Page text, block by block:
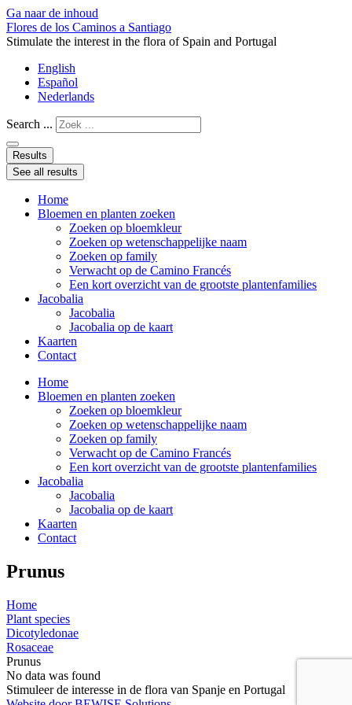
Ga naar de inhoud
Flores de los Caminos a Santiago
Stimulate the interest in the flora of Spain and Portugal
English
Español
Nederlands
Search ...
Results
See all results
Home
Bloemen en planten zoeken
Zoeken op bloemkleur
Zoeken op wetenschappelijke naam
Zoeken op family
Verwacht op de Camino Francés
Een kort overzicht van de grootste plantenfamilies
Jacobalia
Jacobalia
Jacobalia op de kaart
Kaarten
Contact
Home
Bloemen en planten zoeken
Zoeken op bloemkleur
Zoeken op wetenschappelijke naam
Zoeken op family
Verwacht op de Camino Francés
Een kort overzicht van de grootste plantenfamilies
Jacobalia
Jacobalia
Jacobalia op de kaart
Kaarten
Contact
Prunus
Home
Plant species
Dicotyledonae
Rosaceae
Prunus
No data was found
Stimuleer de interesse in de flora van Spanje en Portugal